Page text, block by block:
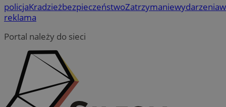
policjaKradzieżbezpieczeństwoZatrzymaniewydarzenia
reklama
Portal należy do sieci